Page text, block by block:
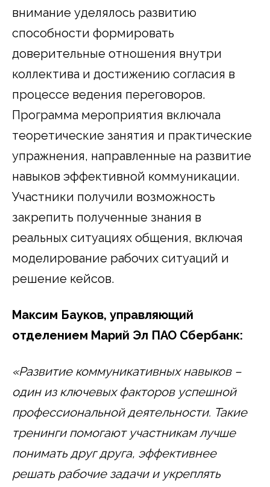
внимание уделялось развитию
способности формировать
доверительные отношения внутри
коллектива и достижению согласия в
процессе ведения переговоров.
Программа мероприятия включала
теоретические занятия и практические
упражнения, направленные на развитие
навыков эффективной коммуникации.
Участники получили возможность
закрепить полученные знания в
реальных ситуациях общения, включая
моделирование рабочих ситуаций и
решение кейсов.
Максим Бауков, управляющий
отделением Марий Эл ПАО Сбербанк:
«Развитие коммуникативных навыков –
один из ключевых факторов успешной
профессиональной деятельности. Такие
тренинги помогают участникам лучше
понимать друг друга, эффективнее
решать рабочие задачи и укреплять